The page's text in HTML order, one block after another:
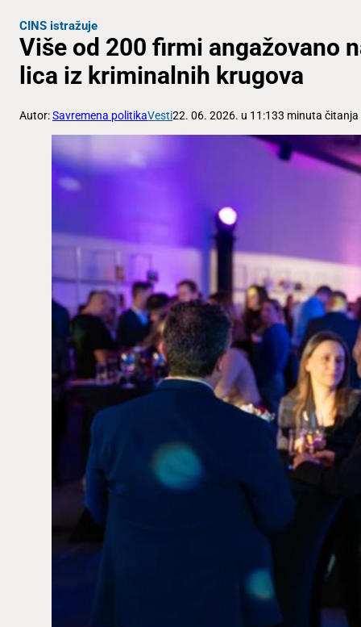
CINS istražuje
Više od 200 firmi angažovano
lica iz kriminalnih krugova
Autor:Savremena politikaVesti22. 06. 2026. u 11:133 minuta čitanja